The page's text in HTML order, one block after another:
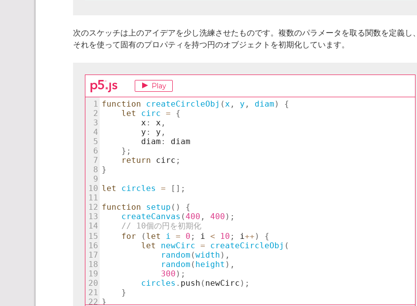
次のスケッチは上のアイデアを少し洗練させたものです。複数のパラメータを取る関数を定義し、
それを使って固有のプロパティを持つ円のオブジェクトを初期化しています。